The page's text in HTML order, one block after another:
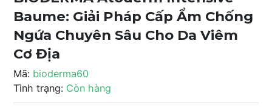
Baume: Giải Pháp Cấp Ẩm Chống
Ngứa Chuyên Sâu Cho Da Viêm
Cơ Địa
Mã: bioderma60
Tình trạng: Còn hàng